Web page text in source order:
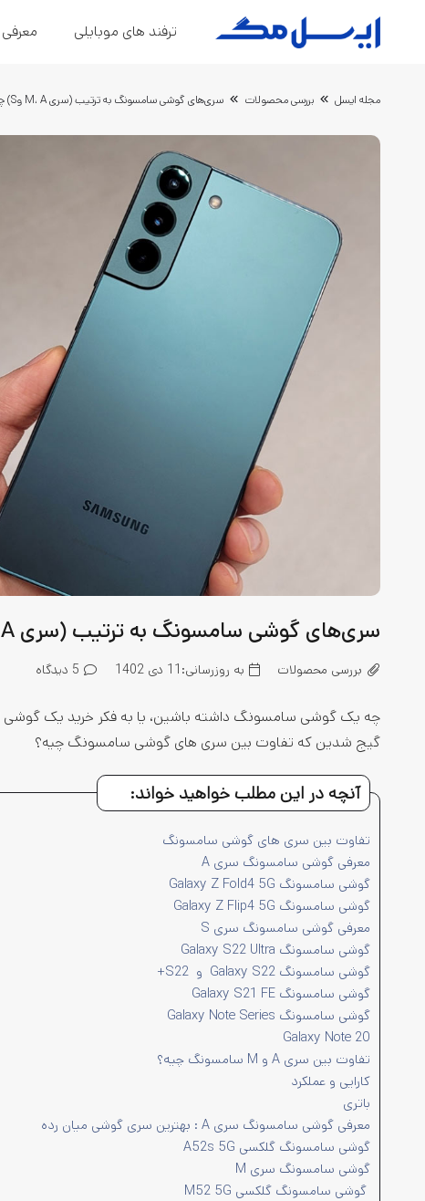
ترفند های موبایلی معرفی
مجله ایسل بررسی محصولات سری‌های گوشی سامسونگ به ترتیب (سری M، A وS) چه تفاوتی باهم دارن؟
سری‌های گوشی سامسونگ به ترتیب (سری M، A وS) چه تفاوتی باهم دارن؟
بررسی محصولات به روزرسانی: 11 دی 1402 5 دیدگاه
چه یک گوشی سامسونگ داشته باشین، یا به فکر خرید یک گوشی
گیج شدین که تفاوت بین سری های گوشی سامسونگ چیه؟
آنچه در این مطلب خواهید خواند:
تفاوت بین سری های گوشی سامسونگ
معرفی گوشی سامسونگ سری A
گوشی سامسونگ Galaxy Z Fold4 5G
گوشی سامسونگ Galaxy Z Flip4 5G
معرفی گوشی سامسونگ سری S
گوشی سامسونگ Galaxy S22 Ultra
گوشی سامسونگ Galaxy S22 و S22+
گوشی سامسونگ Galaxy S21 FE
گوشی سامسونگ Galaxy Note Series
Galaxy Note 20
تفاوت بین سری A و M سامسونگ چیه؟
کارایی و عملکرد
باتری
معرفی گوشی سامسونگ سری A : بهترین سری گوشی میان رده
گوشی سامسونگ گلکسی A52s 5G
گوشی سامسونگ سری M
گوشی سامسونگ گلکسی M52 5G